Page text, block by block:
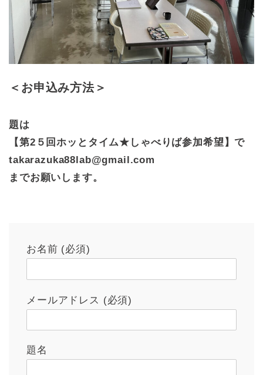
＜お申込み方法＞
題は
【第2５回ホッとタイム★しゃべりば参加希望】で
takarazuka88lab@gmail.com
までお願いします。
お名前 (必須)
メールアドレス (必須)
題名